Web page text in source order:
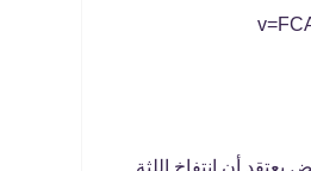
أن انتفاخ اللثة